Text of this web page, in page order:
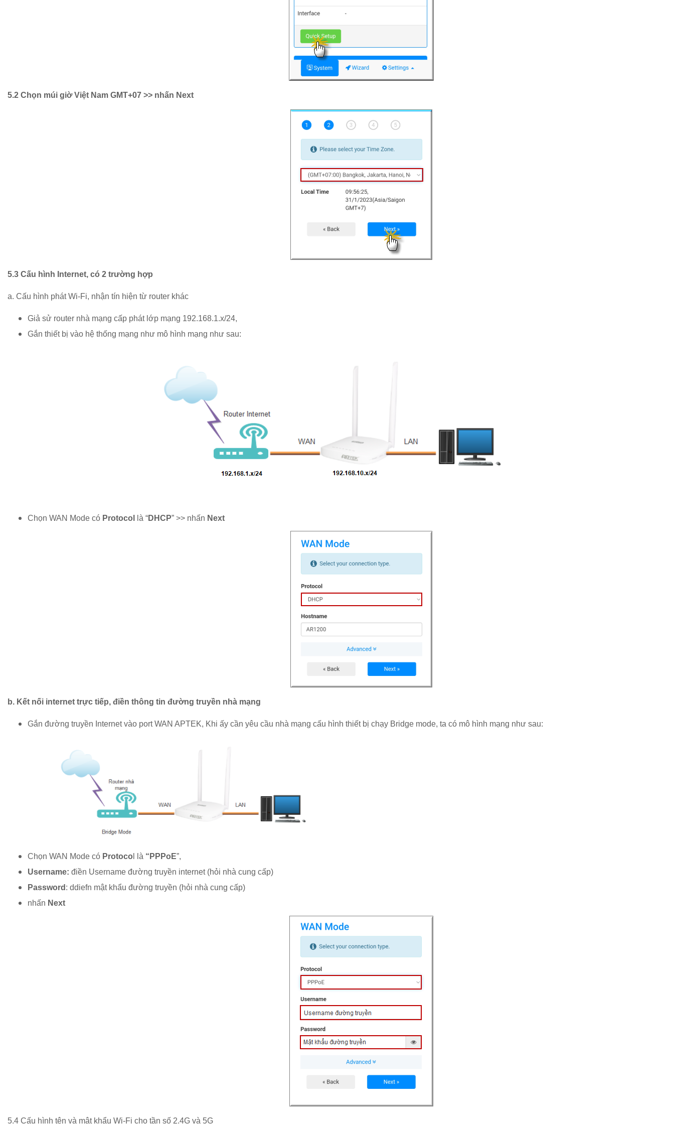
5.2 Chọn múi giờ Việt Nam GMT+07 >> nhấn Next
5.3 Cấu hình Internet, có 2 trường hợp
a. Cấu hình phát Wi-Fi, nhận tín hiện từ router khác
Giả sử router nhà mạng cấp phát lớp mạng 192.168.1.x/24,
Gắn thiết bị vào hệ thống mạng như mô hình mạng như sau:
Chọn WAN Mode có Protocol là “DHCP” >> nhấn Next
b. Kết nối internet trực tiếp, điền thông tin đường truyền nhà mạng
Gắn đường truyền Internet vào port WAN APTEK, Khi ấy cần yêu cầu nhà mạng cấu hình thiết bị chạy Bridge mode, ta có mô hình mạng như sau:
Chọn WAN Mode có Protoco l là “PPPoE”,
Username: điền Username đường truyền internet (hỏi nhà cung cấp)
Password : ddiefn mật khẩu đường truyền (hỏi nhà cung cấp)
nhấn Next
5.4 Cấu hình tên và mật khẩu Wi-Fi cho tần số 2.4G và 5G